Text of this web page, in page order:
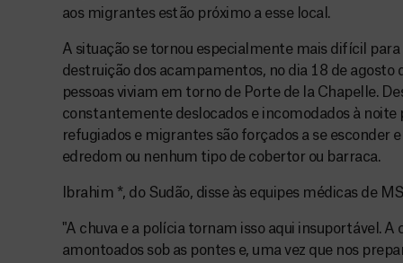
aos migrantes estão próximo a esse local.
A situação se tornou especialmente mais difícil
destruição dos acampamentos, no dia 18 de agosto
pessoas viviam em torno de Porte de la Chapelle.
constantemente deslocados e incomodados à noite
refugiados e migrantes são forçados a se esconder
edredom ou nenhum tipo de cobertor ou barraca.
Ibrahim *, do Sudão, disse às equipes médicas de
"A chuva e a polícia tornam isso aqui insuportável. A
amontoados sob as pontes e, uma vez que nos